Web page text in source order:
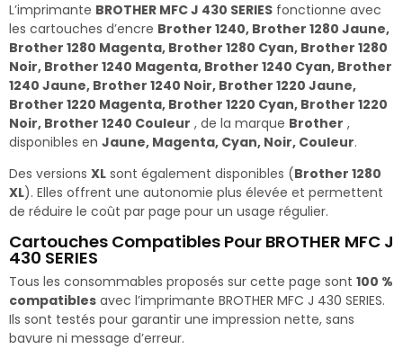
L’imprimante BROTHER MFC J 430 SERIES fonctionne avec
les cartouches d’encre Brother 1240, Brother 1280 Jaune,
Brother 1280 Magenta, Brother 1280 Cyan, Brother 1280
Noir, Brother 1240 Magenta, Brother 1240 Cyan, Brother
1240 Jaune, Brother 1240 Noir, Brother 1220 Jaune,
Brother 1220 Magenta, Brother 1220 Cyan, Brother 1220
Noir, Brother 1240 Couleur , de la marque Brother ,
disponibles en Jaune, Magenta, Cyan, Noir, Couleur.
Des versions XL sont également disponibles (Brother 1280
XL). Elles offrent une autonomie plus élevée et permettent
de réduire le coût par page pour un usage régulier.
Cartouches Compatibles Pour BROTHER MFC J
430 SERIES
Tous les consommables proposés sur cette page sont 100 %
compatibles avec l’imprimante BROTHER MFC J 430 SERIES.
Ils sont testés pour garantir une impression nette, sans
bavure ni message d’erreur.